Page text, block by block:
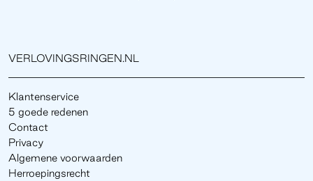
VERLOVINGSRINGEN.NL
Klantenservice
5 goede redenen
Contact
Privacy
Algemene voorwaarden
Herroepingsrecht